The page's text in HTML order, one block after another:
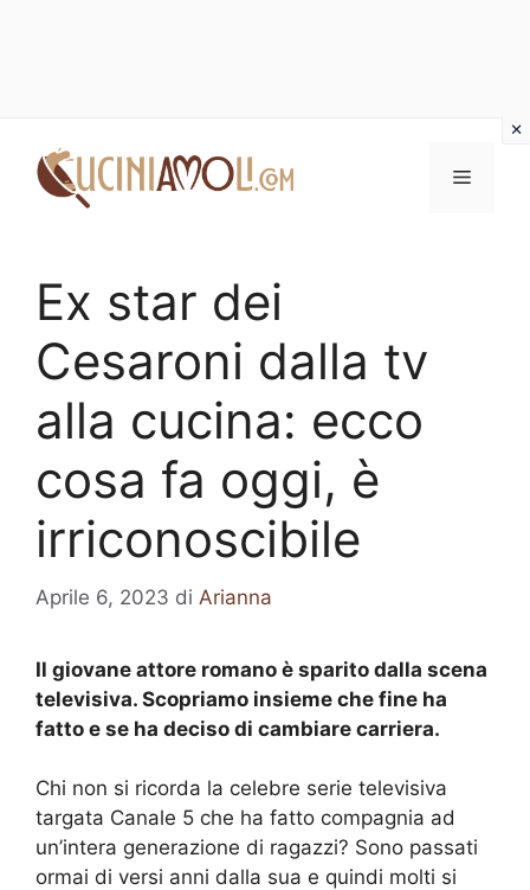
contenuto
Menu
Ex star dei
Cesaroni dalla tv
alla cucina: ecco
cosa fa oggi, è
irriconoscibile
Aprile 6, 2023 di Arianna
Il giovane attore romano è sparito dalla scena
televisiva. Scopriamo insieme che fine ha
fatto e se ha deciso di cambiare carriera.
Chi non si ricorda la celebre serie televisiva
targata Canale 5 che ha fatto compagnia ad
un’intera generazione di ragazzi? Sono passati
ormai di versi anni dalla sua e quindi molti si